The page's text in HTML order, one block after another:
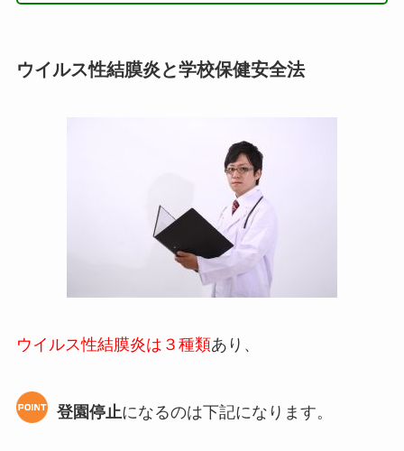
ウイルス性結膜炎と学校保健安全法
ウイルス性結膜炎は３種類あり、
登園停止になるのは下記になります。